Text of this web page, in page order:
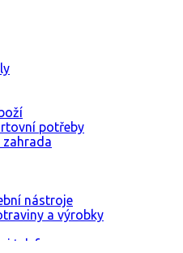
potřeby
zahrada
nástroje
a výrobky
telefony